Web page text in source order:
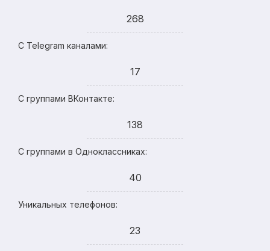
268
С Telegram каналами:
17
С группами ВКонтакте:
138
С группами в Одноклассниках:
40
Уникальных телефонов:
23